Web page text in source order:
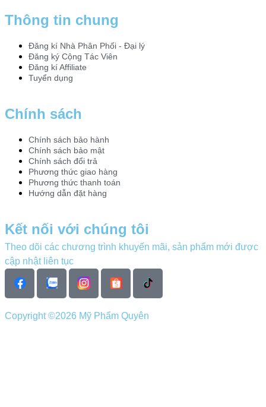
Thông tin chung
Đăng kí Nhà Phân Phối - Đại lý
Đăng ký Cộng Tác Viên
Đăng kí Affiliate
Tuyển dụng
Chính sách
Chính sách bảo hành
Chính sách bảo mật
Chính sách đổi trả
Phương thức giao hàng
Phương thức thanh toán
Hướng dẫn đặt hàng
Kết nối với chúng tôi
Theo dõi các chương trình khuyến mãi, sản phẩm mới được
cập nhật liên tục
Copyright ©2026 Mỹ Phẩm Quyên